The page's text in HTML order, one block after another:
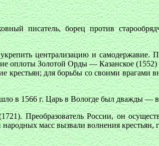
писатель, борец против
централизацию и самодержавие.
оплоты Золотой Орды — Казанское (1552)
для борьбы со своими врагами
в 1566 г. Царь в Вологде был дважды —
Преобразователь России, он
масс вызвали волнения крестьян,